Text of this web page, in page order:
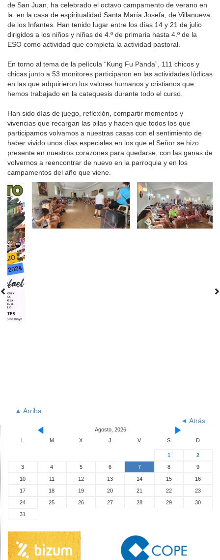
de San Juan, ha celebrado el octavo campamento de verano en
la en la casa de espiritualidad Santa María Josefa, de Villanueva
de los Infantes. Han tenido lugar entre los días 14 y 21 de julio
dirigidos a los niños y niñas de 4.º de primaria hasta 4.º de la
ESO como actividad que completa la actividad pastoral.
En torno al tema de la película “Kung Fu Panda”, 111 chicos y
chicas junto a 53 monitores participaron en las actividades lúdicas
en las que adquirieron los valores humanos y cristianos que
hemos trabajado en la catequesis durante todo el curso.
Han sido días de juego, reflexión, compartir momentos y
vivencias que recargan las pilas y hacen que todos los que
participamos volvamos a nuestras casas con el sentimiento de
haber vivido unos días especiales en los que el Señor se hizo
presente en nuestros corazones para quedarse, con las ganas de
volvernos a reencontrar de nuevo en la parroquia y en los
campamentos del año que viene.
▲ Arriba
◄ Atrás
Agosto, 2026
L
M X J V S D
1
2
3
4 5 6 7 8
9
10
11 12 13 14 15
16
17
18 19 20 21 22
23
24
25 26 27 28 29
30
31